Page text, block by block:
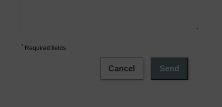
* Required fields
Cancel Send